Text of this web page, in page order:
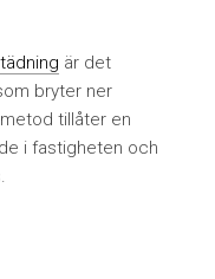
är det
bryter ner
tillåter en
i fastigheten och